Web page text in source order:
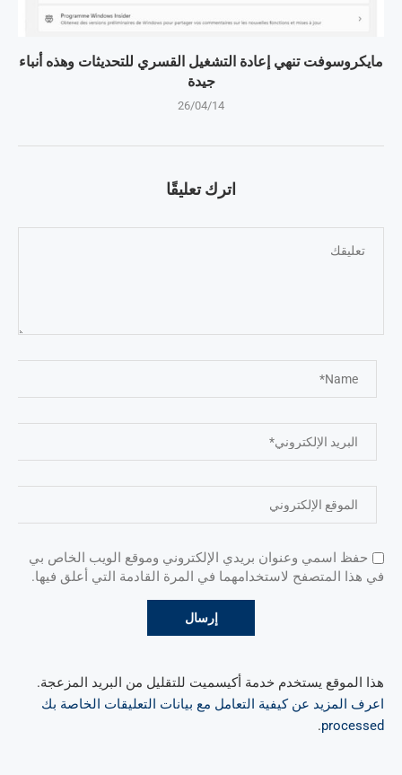
مايكروسوفت تنهي إعادة التشغيل القسري للتحديثات وهذه أنباء
جيدة
26/04/14
اترك تعليقًا
حفظ اسمي وعنوان بريدي الإلكتروني وموقع الويب الخاص بي
في هذا المتصفح لاستخدامهما في المرة القادمة التي أعلق فيها.
هذا الموقع يستخدم خدمة أكيسميت للتقليل من البريد المزعجة.
اعرف المزيد عن كيفية التعامل مع بيانات التعليقات الخاصة بك
processed
.